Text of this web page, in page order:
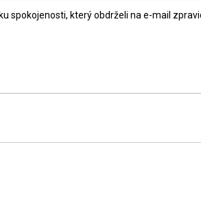
spokojenosti, který obdrželi na e-mail